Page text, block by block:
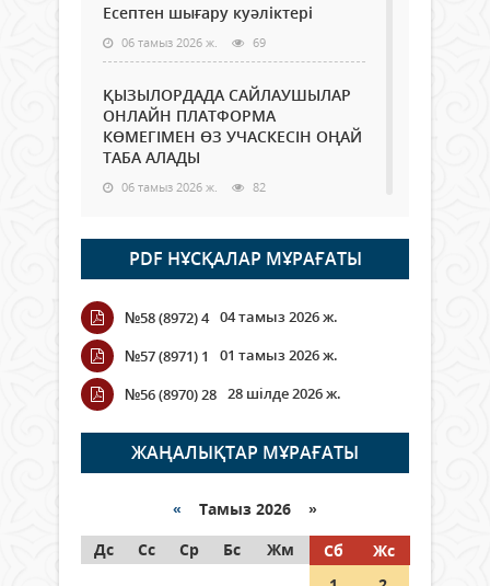
Есептен шығару куәліктері
06 тамыз 2026 ж. 69
ҚЫЗЫЛОРДАДА САЙЛАУШЫЛАР
ОНЛАЙН ПЛАТФОРМА
КӨМЕГІМЕН ӨЗ УЧАСКЕСІН ОҢАЙ
ТАБА АЛАДЫ
06 тамыз 2026 ж. 82
Open Air: Қызылорда облысы
полиция департаменті 20
мыңнан астам көрерменнің
қауіпсіздігін қамтамасыз етті
06 тамыз 2026 ж.
Wi-Fi ҚАБЫРҒА АРҚЫЛЫ ҚАЛАЙ
ӨТЕДІ?
06 тамыз 2026 ж. 258
граждане Казахстана,
05 тамыз 2026 ж. 140
PDF НҰСҚАЛАР МҰРАҒАТЫ
№58 (8972) 4 04 тамыз 2026 ж.
№57 (8971) 1
01 тамыз 2026 ж.
№56 (8970) 28 28 шілде 2026 ж.
ЖАҢАЛЫҚТАР МҰРАҒАТЫ
« Тамыз 2026 »
Дс
Сс Ср Бс Жм Сб
Жс